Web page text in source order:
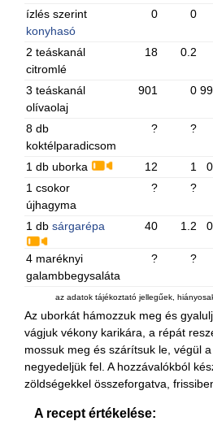
ízlés szerint
konyhasó
0 0
2 teáskanál
citromlé
18 0.2
3 teáskanál
olívaolaj
901 0
8 db
koktélparadicsom
? ?
1 db uborka 12 1
1 csokor
újhagyma
? ?
1 dbsárgarépa 40 1.2
4 maréknyi
galambbegysaláta
? ?
az adatok tájékoztató jellegűek,
Az uborkát hámozzuk meg és
vágjuk vékony karikára, a répát
mossuk meg és szárítsuk le, végül
negyedeljük fel. A hozzávalókból
zöldségekkel összeforgatva,
A recept értékelése: